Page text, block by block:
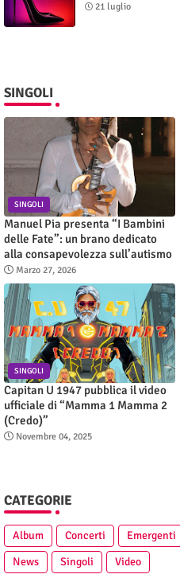
21 luglio
SINGOLI
SINGOLI
Manuel Pia presenta “I Bambini
delle Fate”: un brano dedicato
alla consapevolezza sull’autismo
Marzo 27, 2026
SINGOLI
Capitan U 1947 pubblica il video
ufficiale di “Mamma 1 Mamma 2
(Credo)”
Novembre 04, 2025
CATEGORIE
Album Concerti Emergenti
News
Singoli Video